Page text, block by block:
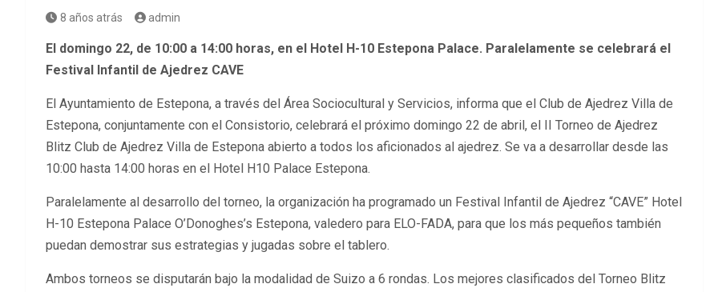
8 años atrás admin
El domingo 22, de 10:00 a 14:00 horas, en el Hotel H-10 Estepona Palace. Paralelamente se celebrará el
Festival Infantil de Ajedrez CAVE
El Ayuntamiento de Estepona, a través del Área Sociocultural y Servicios, informa que el Club de Ajedrez Villa de
Estepona, conjuntamente con el Consistorio, celebrará el próximo domingo 22 de abril, el II Torneo de Ajedrez
Blitz Club de Ajedrez Villa de Estepona abierto a todos los aficionados al ajedrez. Se va a desarrollar desde las
10:00 hasta 14:00 horas en el Hotel H10 Palace Estepona.
Paralelamente al desarrollo del torneo, la organización ha programado un Festival Infantil de Ajedrez “CAVE” Hotel
H-10 Estepona Palace O’Donoghes’s Estepona, valedero para ELO-FADA, para que los más pequeños también
puedan demostrar sus estrategias y jugadas sobre el tablero.
Ambos torneos se disputarán bajo la modalidad de Suizo a 6 rondas. Los mejores clasificados del Torneo Blitz